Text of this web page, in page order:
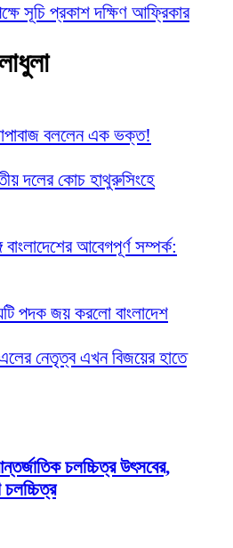
সূচি প্রকাশ দক্ষিণ আফ্রিকার
বললেন এক ভক্ত!
দলের কোচ হাথুরুসিংহে
বাংলাদেশের আবেগপূর্ণ সম্পর্ক:
পদক জয় করলো বাংলাদেশ
নেতৃত্ব এখন বিজয়ের হাতে
চলচ্চিত্র উৎসবের,